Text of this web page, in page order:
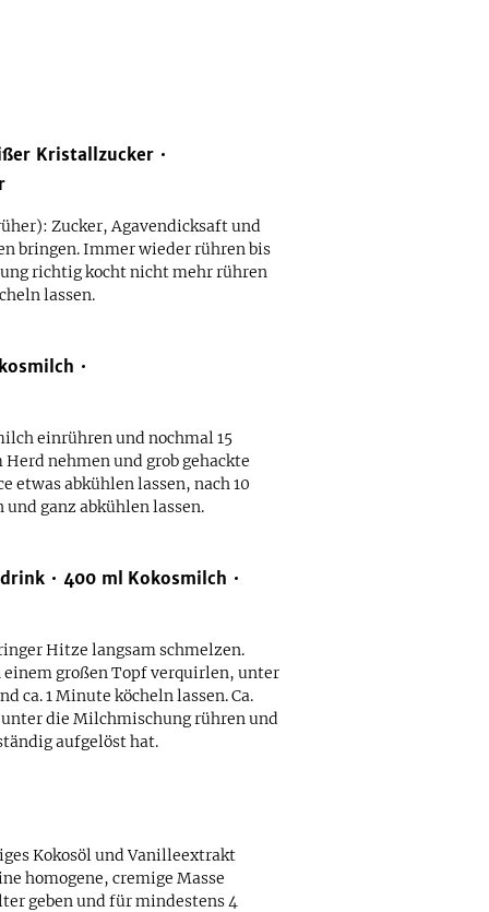
Kristallzucker
Zucker, Agavendicksaft und
bringen. Immer wieder rühren bis
richtig kocht nicht mehr rühren
lassen.
einrühren und nochmal 15
nehmen und grob gehackte
etwas abkühlen lassen, nach 10
ganz abkühlen lassen.
400 ml Kokosmilch
Hitze langsam schmelzen.
einem großen Topf verquirlen, unter
ca. 1 Minute köcheln lassen. Ca.
die Milchmischung rühren und
aufgelöst hat.
Kokosöl und Vanilleextrakt
homogene, cremige Masse
geben und für mindestens 4